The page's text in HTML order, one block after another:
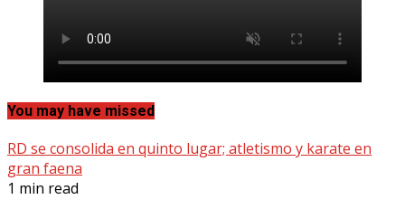
You may have missed
RD se consolida en quinto lugar; atletismo y karate en
gran faena
1 min read